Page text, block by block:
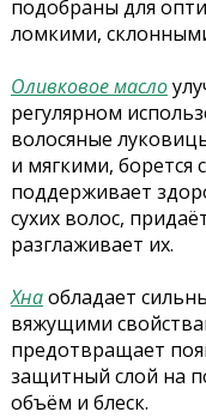
подобраны для
ломкими,
Оливковое масло
регулярном
волосяные
и мягкими, борется
поддерживает
сухих волос,
разглаживает их.
Хнаобладает
вяжущими
предотвращает
защитный слой на
объём и блеск.